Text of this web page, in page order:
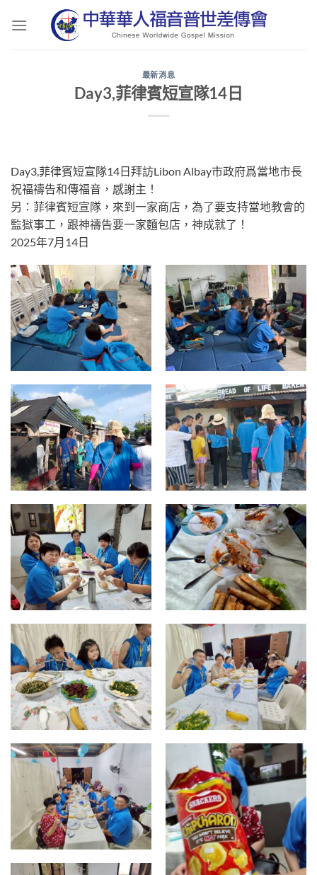
最新消息
Day3,菲律賓短宣隊14日
Day3,菲律賓短宣隊14日拜訪Libon Albay市政府爲當地市長
祝福禱告和傳福音，感謝主！
另：菲律賓短宣隊，來到一家商店，為了要支持當地教會的
監獄事工，跟神禱告要一家麵包店，神成就了！
2025年7月14日